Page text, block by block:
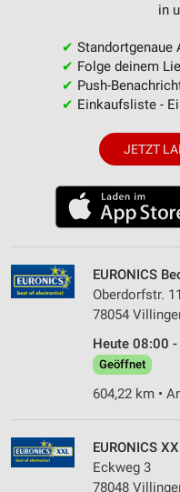
in
✔ Standortgenaue
✔ Folge deinem
✔ Push-
✔ Einkaufsliste -
JETZT
EURONICS
Oberdorfstr. 11
78054
Heute 08:00
Geöffnet
604,22 km •
EURONICS
Eckweg 3
78048